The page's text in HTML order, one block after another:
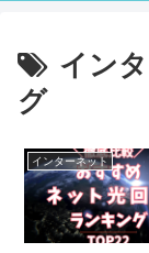
イン
グ
インターネット